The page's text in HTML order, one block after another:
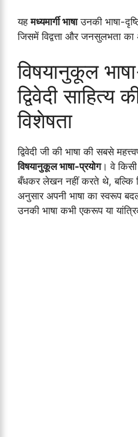
यहमध्यमार्गी भाषाउनकी भाषा-
जिसमें विद्वत्ता और जनसुलभता
विषयानुकूल
द्विवेदी साहित्य
विशेषता
द्विवेदी जी की भाषा की सबसे
विषयानुकूल भाषा-प्रयोग। वे
बँधकर लेखन नहीं करते थे, बल्कि
अनुसार अपनी भाषा का स्वरूप
उनकी भाषा कभी एकरूप या